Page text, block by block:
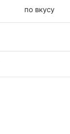
по вкусу